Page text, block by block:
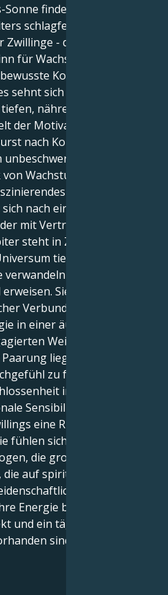
findet ihr Glück und
schlagfertiger,
- das bedeutet,
für Wachstum durch alles
Kommunikation
sehnt sich nach
nährenden
der Motivation in Ihnen ist
nach Kommunikation,
Wachstum zu finden.
Spannungsfeld.
nach einem sicheren
mit Vertrautheit
steht in Zwillinge, und so
tiefer Sehnsüchte
und sich als
Sie können nicht
Verbundenheit spüren,
in einer äußerst loyalen,
Weise einsetzen.
liegt in Ihrer
zu folgen und die
in die Tat
Sensibilität des Krebses
eine Richtung und
fühlen sich zu
die großartig und
auf spirituellen
Energie blüht dort auf,
und ein täglicher Sinn für
sind.